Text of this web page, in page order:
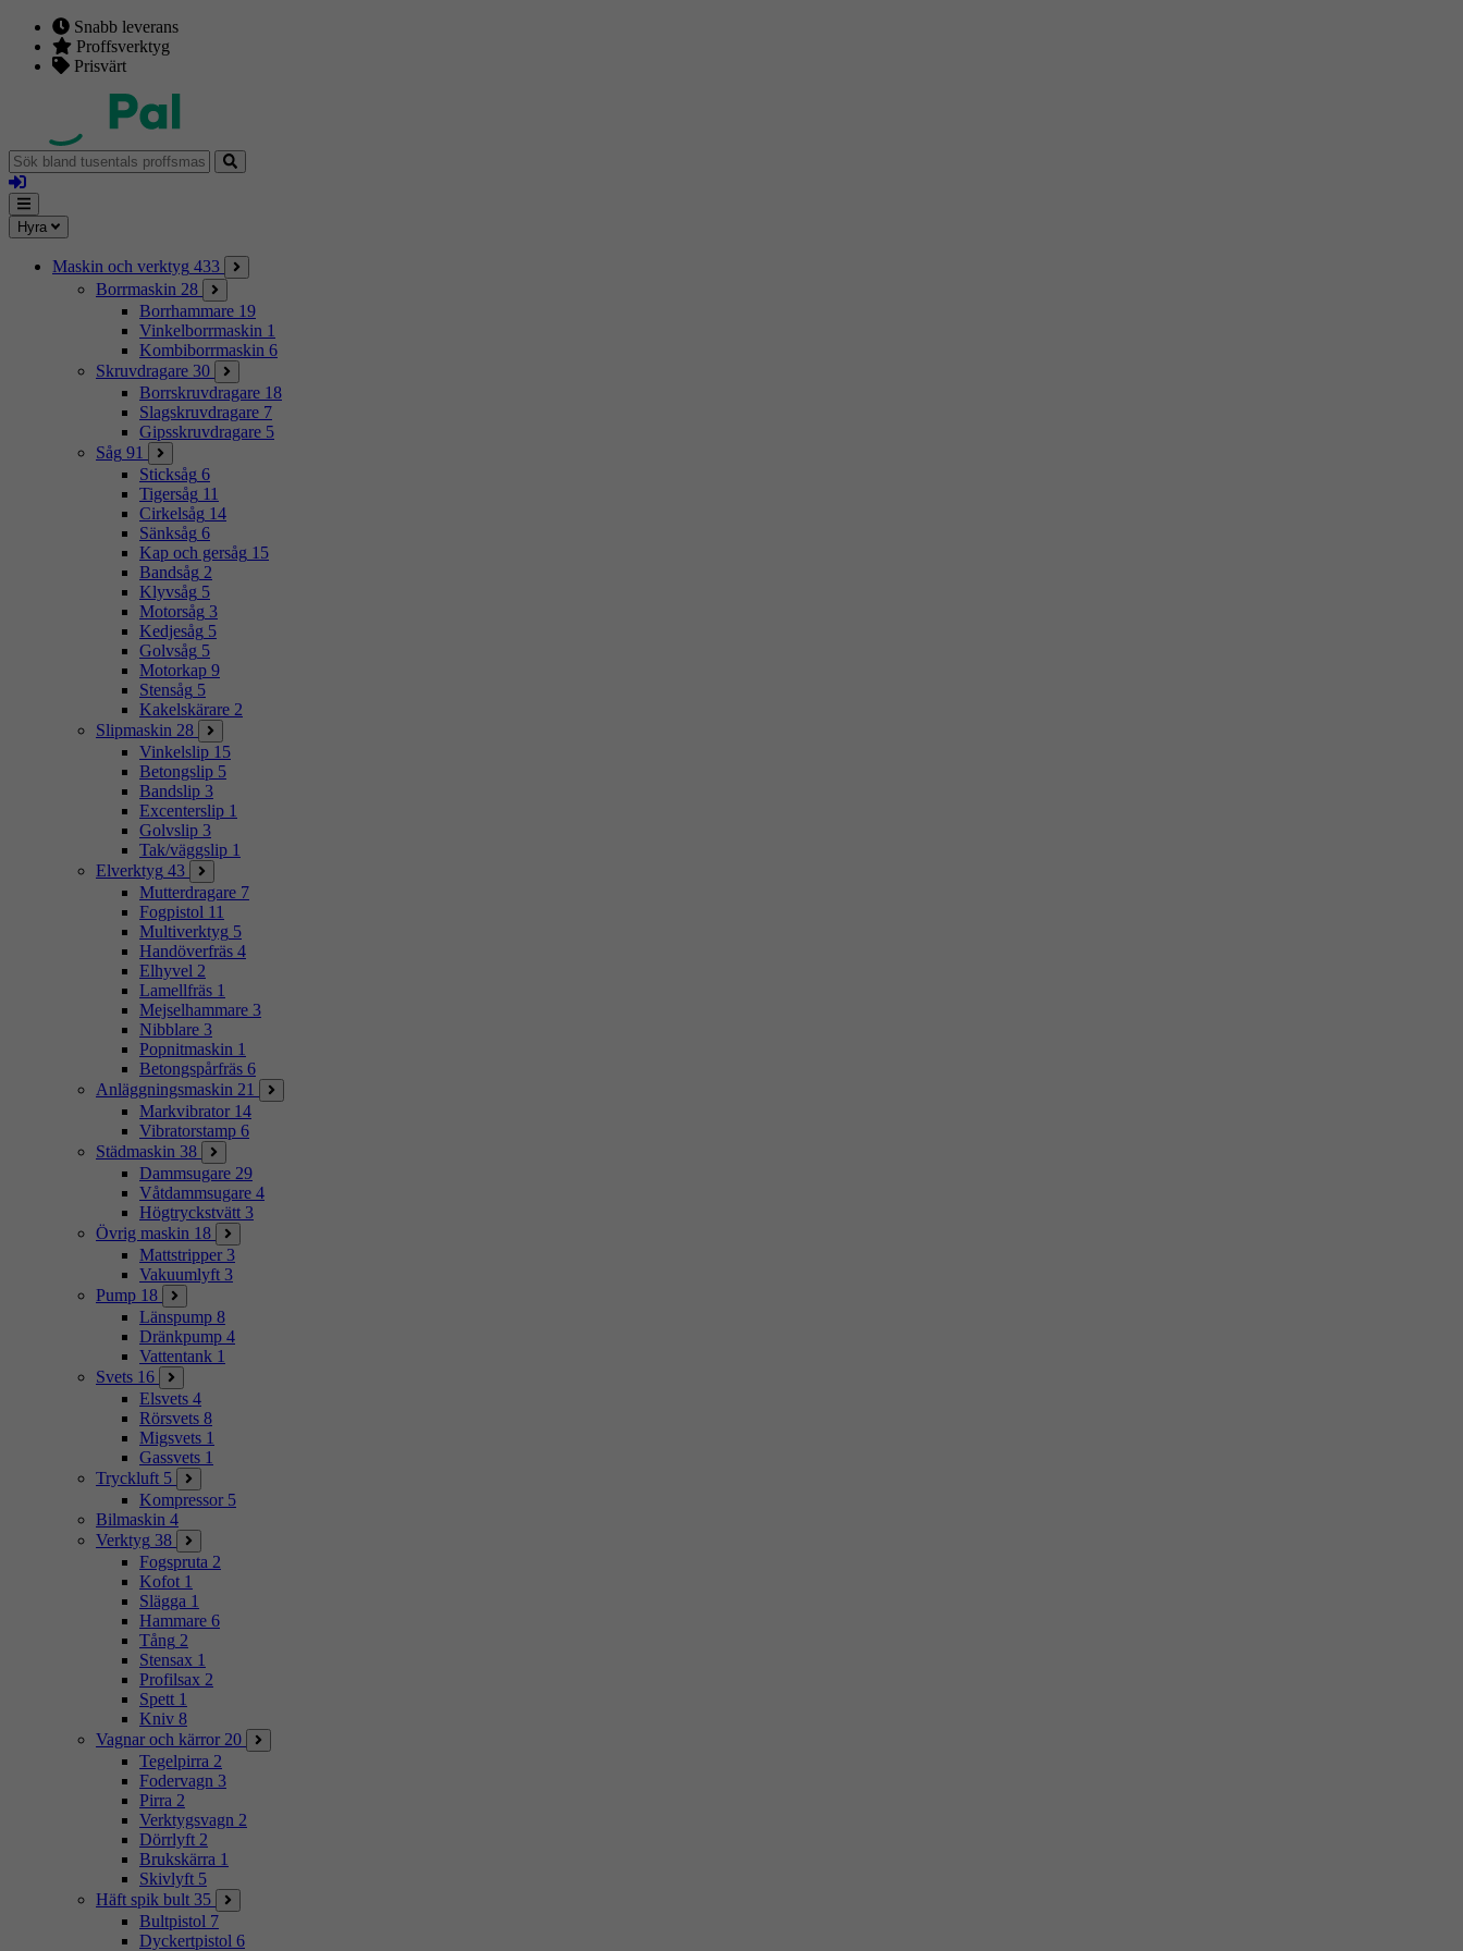
Snabb leverans
Proffsverktyg
Prisvärt
Sök
bland
tusentals
proffsmaskiner
Logga
in
Mina
sidor
Meny
Hyra
Maskin och verktyg 433
Borrmaskin 28
Borrhammare 19
Vinkelborrmaskin 1
Kombiborrmaskin 6
Skruvdragare 30
Borrskruvdragare 18
Slagskruvdragare 7
Gipsskruvdragare 5
Såg 91
Sticksåg 6
Tigersåg 11
Cirkelsåg 14
Sänksåg 6
Kap och gersåg 15
Bandsåg 2
Klyvsåg 5
Motorsåg 3
Kedjesåg 5
Golvsåg 5
Motorkap 9
Stensåg 5
Kakelskärare 2
Slipmaskin 28
Vinkelslip 15
Betongslip 5
Bandslip 3
Excenterslip 1
Golvslip 3
Tak/väggslip 1
Elverktyg 43
Mutterdragare 7
Fogpistol 11
Multiverktyg 5
Handöverfräs 4
Elhyvel 2
Lamellfräs 1
Mejselhammare 3
Nibblare 3
Popnitmaskin 1
Betongspårfräs 6
Anläggningsmaskin 21
Markvibrator 14
Vibratorstamp 6
Städmaskin 38
Dammsugare 29
Våtdammsugare 4
Högtryckstvätt 3
Övrig maskin 18
Mattstripper 3
Vakuumlyft 3
Pump 18
Länspump 8
Dränkpump 4
Vattentank 1
Svets 16
Elsvets 4
Rörsvets 8
Migsvets 1
Gassvets 1
Tryckluft 5
Kompressor 5
Bilmaskin 4
Verktyg 38
Fogspruta 2
Kofot 1
Slägga 1
Hammare 6
Tång 2
Stensax 1
Profilsax 2
Spett 1
Kniv 8
Vagnar och kärror 20
Tegelpirra 2
Fodervagn 3
Pirra 2
Verktygsvagn 2
Dörrlyft 2
Brukskärra 1
Skivlyft 5
Häft spik bult 35
Bultpistol 7
Dyckertpistol 6